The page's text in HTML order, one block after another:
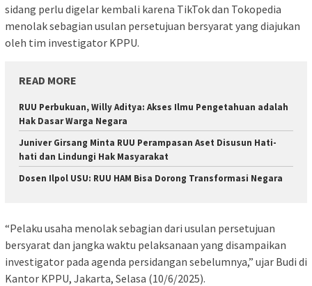
sidang perlu digelar kembali karena TikTok dan Tokopedia
menolak sebagian usulan persetujuan bersyarat yang diajukan
oleh tim investigator KPPU.
READ MORE
RUU Perbukuan, Willy Aditya: Akses Ilmu Pengetahuan adalah
Hak Dasar Warga Negara
Juniver Girsang Minta RUU Perampasan Aset Disusun Hati-
hati dan Lindungi Hak Masyarakat
Dosen Ilpol USU: RUU HAM Bisa Dorong Transformasi Negara
“Pelaku usaha menolak sebagian dari usulan persetujuan
bersyarat dan jangka waktu pelaksanaan yang disampaikan
investigator pada agenda persidangan sebelumnya,” ujar Budi di
Kantor KPPU, Jakarta, Selasa (10/6/2025).